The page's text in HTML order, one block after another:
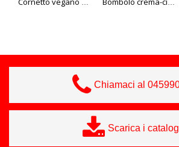
Cornetto vegano vuoto Il pasticcere Bombolo crema-cioccolato Il pasticcere
Chiamaci al
Scarica i